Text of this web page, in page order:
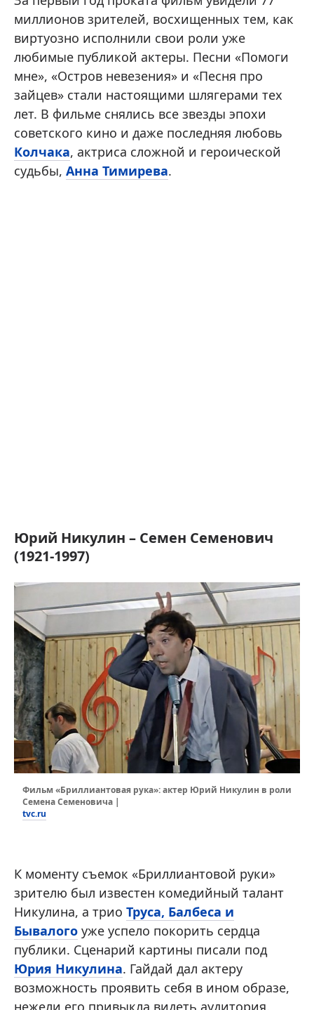
миллионов зрителей, восхищенных тем, как
виртуозно исполнили свои роли уже
любимые публикой актеры. Песни «Помоги
мне», «Остров невезения» и «Песня про
зайцев» стали настоящими шлягерами тех
лет. В фильме снялись все звезды эпохи
советского кино и даже последняя любовь
Колчака, актриса сложной и героической
судьбы, Анна Тимирева.
Юрий Никулин – Семен Семенович
(1921-1997)
Фильм «Бриллиантовая рука»: актер Юрий Никулин в роли
Семена Семеновича |
tvc.ru
К моменту съемок «Бриллиантовой руки»
зрителю был известен комедийный талант
Никулина, а трио Труса, Балбеса и
Бывалого уже успело покорить сердца
публики. Сценарий картины писали под
Юрия Никулина. Гайдай дал актеру
возможность проявить себя в ином образе,